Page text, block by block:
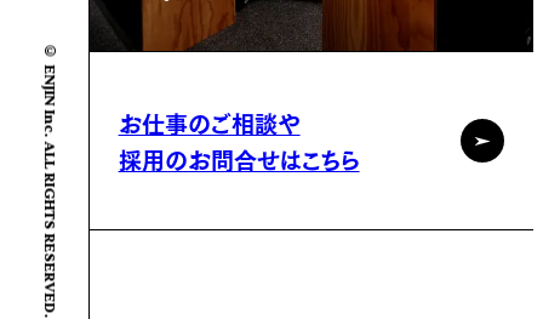
© ENJIN Inc. ALL RIGHTS RESERVED.
お仕事のご相談や
採用のお問合せはこちら